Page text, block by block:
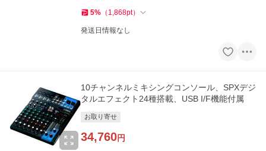
5% （ 1,868pt）
発送日情報なし
10チャンネルミキシングコンソール、SPXデジ
タルエフェクト24種搭載、USB I/F機能付属
お取り寄せ
34,760円